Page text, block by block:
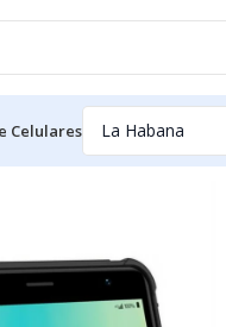
Celulares